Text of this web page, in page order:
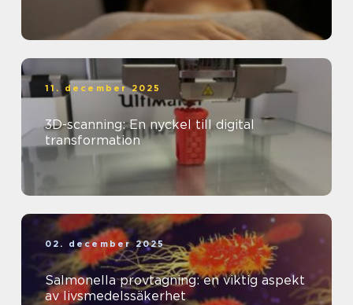
11. december 2025
3D-scanning: En nyckel till digital
transformation
02. december 2025
Salmonella provtagning: en viktig aspekt
av livsmedelssäkerhet